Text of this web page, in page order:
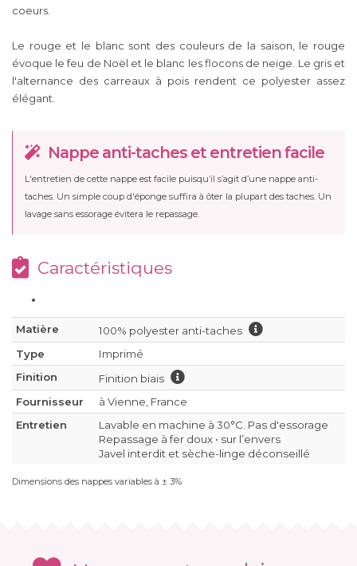
coeurs.
Le rouge et le blanc sont des couleurs de la saison, le rouge
évoque le feu de Noël et le blanc les flocons de neige. Le gris et
l'alternance des carreaux à pois rendent ce polyester assez
élégant.
Nappe anti-taches et entretien facile
L'entretien de cette nappe est facile puisqu’il s’agit d’une nappe anti-
taches. Un simple coup d'éponge suffira à ôter la plupart des taches. Un
lavage sans essorage évitera le repassage.
Caractéristiques
Matière
100% polyester anti-taches
Type
Imprimé
Finition
Finition biais
Fournisseur
à Vienne, France
Entretien
Lavable en machine à 30°C. Pas d'essorage
Repassage à fer doux • sur l’envers
Javel interdit et sèche-linge déconseillé
Dimensions des nappes variables à ± 3%